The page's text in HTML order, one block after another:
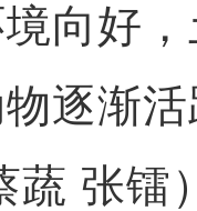
向好
逐渐
蔬 张镭